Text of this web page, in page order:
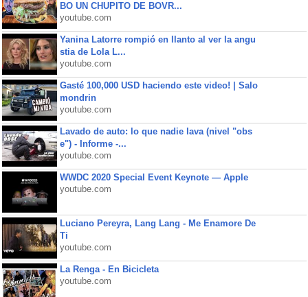
BO UN CHUPITO DE BOVR...
youtube.com
Yanina Latorre rompió en llanto al ver la angu
stia de Lola L...
youtube.com
Gasté 100,000 USD haciendo este video! | Salo
mondrin
youtube.com
Lavado de auto: lo que nadie lava (nivel "obs
e") - Informe -...
youtube.com
WWDC 2020 Special Event Keynote — Apple
youtube.com
Luciano Pereyra, Lang Lang - Me Enamore De
Ti
youtube.com
La Renga - En Bicicleta
youtube.com